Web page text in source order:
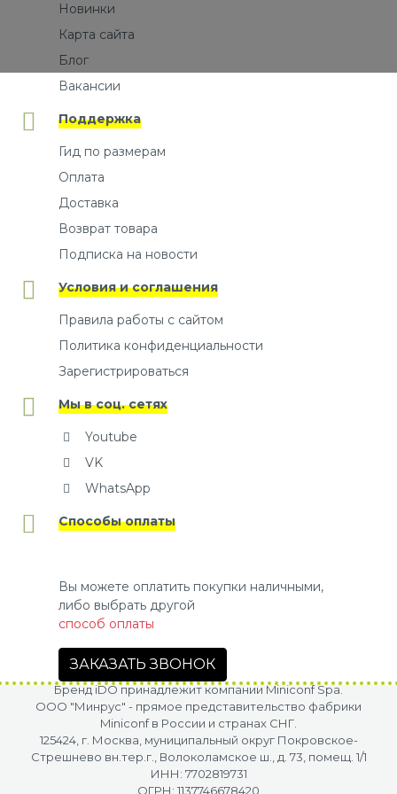
Новинки
Карта сайта
Блог
Вакансии
Поддержка
Гид по размерам
Оплата
Доставка
Возврат товара
Подписка на новости
Условия и соглашения
Правила работы с сайтом
Политика конфиденциальности
Зарегистрироваться
Мы в соц. сетях
Youtube
VK
WhatsApp
Способы оплаты
Вы можете оплатить покупки наличными,
либо выбрать другой
способ оплаты
ЗАКАЗАТЬ ЗВОНОК
Бренд iDO принадлежит компании Miniconf Spa.
OOO "Минрус" - прямое представительство фабрики
Miniconf в России и странах СНГ.
125424, г. Москва, муниципальный округ Покровское-
Стрешнево вн.тер.г., Волоколамское ш., д. 73, помещ. 1/1
ИНН: 7702819731
ОГРН: 1137746678420